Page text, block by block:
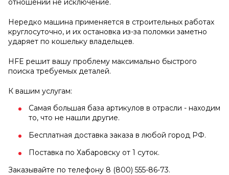
отношении не исключение.
Нередко машина применяется в строительных работах
круглосуточно, и их остановка из-за поломки заметно
ударяет по кошельку владельцев.
HFE решит вашу проблему максимально быстрого
поиска требуемых деталей.
К вашим услугам:
Самая большая база артикулов в отрасли - находим
то, что не нашли другие.
Бесплатная доставка заказа в любой город РФ.
Поставка по Хабаровску от 1 суток.
Заказывайте по телефону 8 (800) 555-86-73.